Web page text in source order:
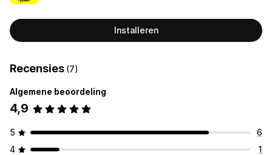
Installeren
Recensies (7)
Algemene beoordeling
4,9
5
6
4
1